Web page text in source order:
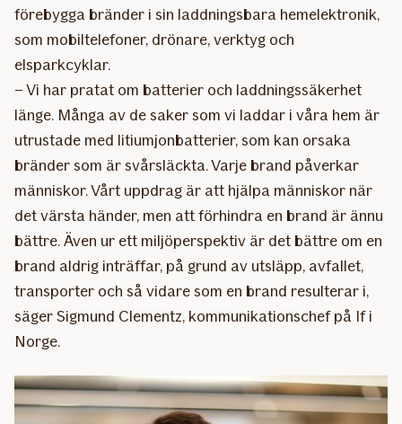
förebygga bränder i sin laddningsbara hemelektronik,
som mobiltelefoner, drönare, verktyg och
elsparkcyklar.
– Vi har pratat om batterier och laddningssäkerhet
länge. Många av de saker som vi laddar i våra hem är
utrustade med litiumjonbatterier, som kan orsaka
bränder som är svårsläckta. Varje brand påverkar
människor. Vårt uppdrag är att hjälpa människor när
det värsta händer, men att förhindra en brand är ännu
bättre. Även ur ett miljöperspektiv är det bättre om en
brand aldrig inträffar, på grund av utsläpp, avfallet,
transporter och så vidare som en brand resulterar i,
säger Sigmund Clementz, kommunikationschef på If i
Norge.